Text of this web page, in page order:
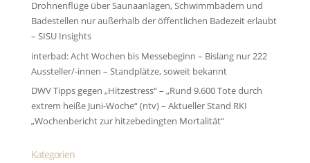
Drohnenflüge über Saunaanlagen, Schwimmbädern und
Badestellen nur außerhalb der öffentlichen Badezeit erlaubt
– SISU Insights
interbad: Acht Wochen bis Messebeginn – Bislang nur 222
Aussteller/-innen – Standplätze, soweit bekannt
DWV Tipps gegen „Hitzestress“ – „Rund 9.600 Tote durch
extrem heiße Juni-Woche“ (ntv) – Aktueller Stand RKI
„Wochenbericht zur hitze­bedingten Morta­lität“
Kategorien